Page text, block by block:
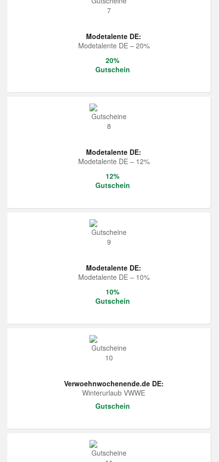
Modetalente DE:
Modetalente DE – 20%
20%
Gutschein
Modetalente DE:
Modetalente DE – 12%
12%
Gutschein
Modetalente DE:
Modetalente DE – 10%
10%
Gutschein
Verwoehnwochenende.de DE:
Winterurlaub VWWE
Gutschein